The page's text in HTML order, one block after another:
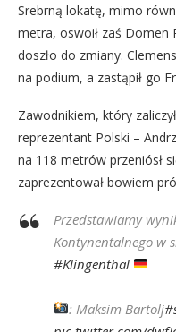
Srebrną lokatę, mimo
metra, oswoił zaś Domen
doszło do zmiany.
na podium, a zastąpił go
Zawodnikiem, który
reprezentant Polski –
na 118 metrów przeniósł
zaprezentował bowiem
Przedstawiamy
Kontynentalnego w
#Klingenthal
: Maksim Bartolj